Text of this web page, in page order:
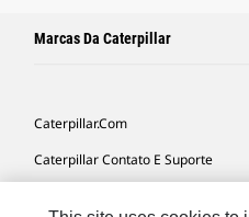
Marcas Da Caterpillar
Caterpillar.com
Caterpillar Contato E Suporte